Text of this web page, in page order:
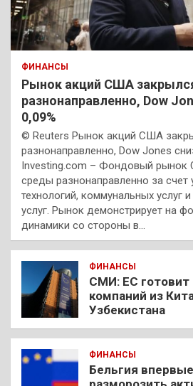
ФИНАНСЫ
Рынок акций США
разнонаправленно, Dow
0,09%
© Reuters Рынок акций США
разнонаправленно, Dow Jones
Investing.com – Фондовый рынок
среды разнонаправленно за счет
технологий, коммунальных услуг
услуг. Рынок демонстрирует на
динамики со стороны в…
ФИНАНСЫ
СМИ: ЕС готовит
компаний из
Узбекистана
ФИНАНСЫ
Бельгия